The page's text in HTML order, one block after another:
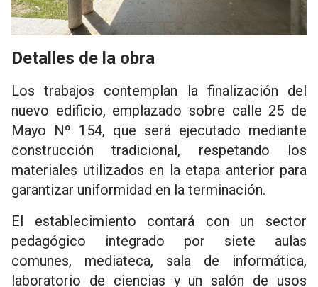
Detalles de la obra
Los trabajos contemplan la finalización del
nuevo edificio, emplazado sobre calle 25 de
Mayo Nº 154, que será ejecutado mediante
construcción tradicional, respetando los
materiales utilizados en la etapa anterior para
garantizar uniformidad en la terminación.
El establecimiento contará con un sector
pedagógico integrado por siete aulas
comunes, mediateca, sala de informática,
laboratorio de ciencias y un salón de usos